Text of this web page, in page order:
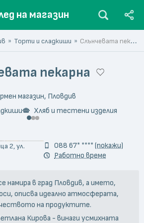
на магазин
Торти и сладкиши Слънчевата пекарна
пекарна
магазин, Пловдив
Хляб и тестени изделия
© Svetlana Kirova
2, ул.
088 67* ****(покажи)
Работно време
намира в град Пловдив, а името,
описва идеално атмосферата,
на продуктите.
Кирова - винаги усмихната